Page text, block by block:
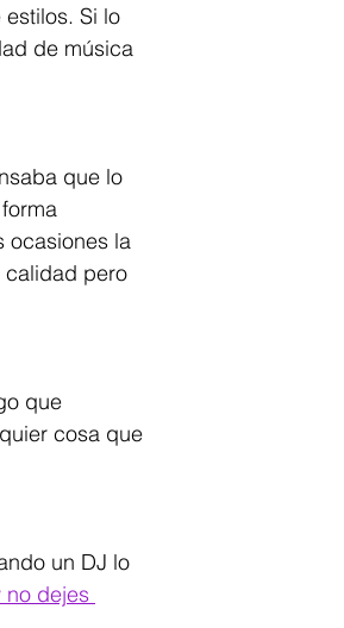
Si lo
de música
que lo
ocasiones la
calidad pero
que
cosa que
un DJ lo
no dejes